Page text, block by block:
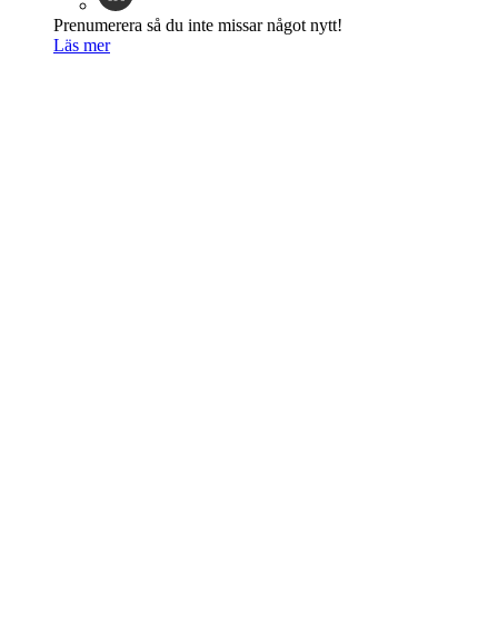
Prenumerera så du inte missar något nytt!
Läs mer